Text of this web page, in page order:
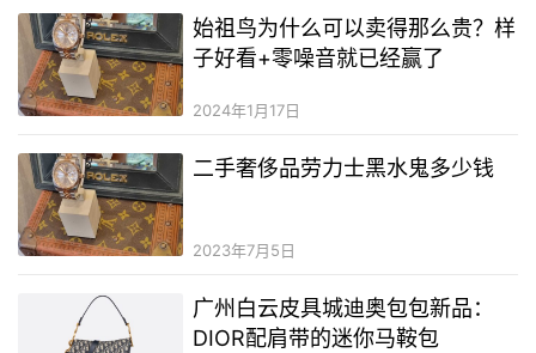
始祖鸟为什么可以卖得那么贵？样
子好看+零噪音就已经赢了
2024年1月17日
二手奢侈品劳力士黑水鬼多少钱
2023年7月5日
广州白云皮具城迪奥包包新品：
DIOR配肩带的迷你马鞍包